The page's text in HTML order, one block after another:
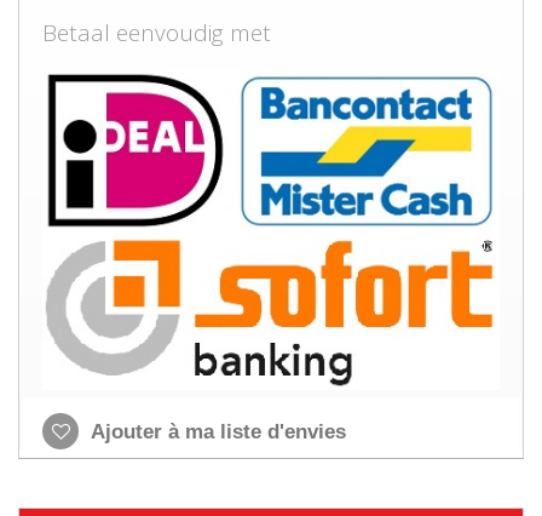
Betaal eenvoudig met
Ajouter à ma liste d'envies